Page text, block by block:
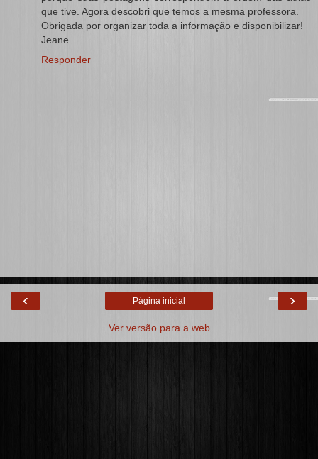
que tive. Agora descobri que temos a mesma professora.
Obrigada por organizar toda a informação e disponibilizar!
Jeane
Responder
‹ ›
Página inicial
Ver versão para a web